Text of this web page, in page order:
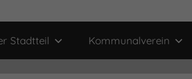
Stadtteil Kommunalverein